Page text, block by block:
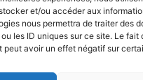
et/ou accéder aux
nous permettra de traiter des
les ID uniques sur ce site. Le fait
peut avoir un effet négatif sur